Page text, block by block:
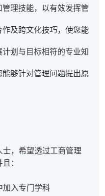
理技能，以有效发挥管
及跨文化技巧，使您能
划与目标相符的专业知
够针对管理问题提出原
，希望透过工商管理
：
加入专门学科